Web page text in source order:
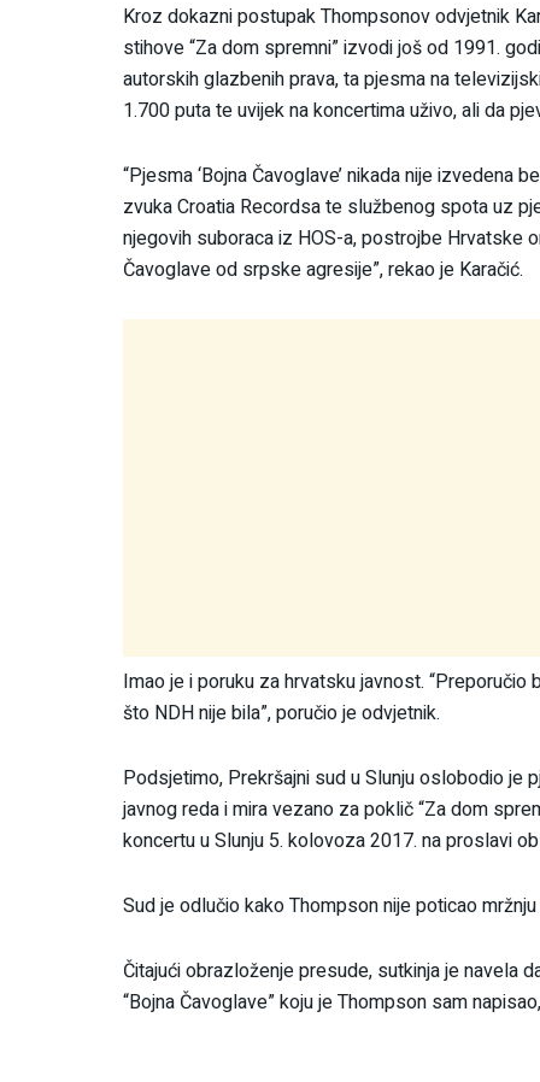
Kroz dokazni postupak Thompsonov odvjetnik
stihove “Za dom spremni” izvodi još od 1991.
autorskih glazbenih prava, ta pjesma na
1.700 puta te uvijek na koncertima uživo, ali da
“Pjesma ‘Bojna Čavoglave’ nikada nije
zvuka Croatia Recordsa te službenog spota uz
njegovih suboraca iz HOS-a, postrojbe Hrvatske
Čavoglave od srpske agresije”, rekao je Karačić.
Imao je i poruku za hrvatsku javnost.
što NDH nije bila”, poručio je odvjetnik.
Podsjetimo, Prekršajni sud u Slunju oslobodio je
javnog reda i mira vezano za poklič “Za dom
koncertu u Slunju 5. kolovoza 2017. na proslavi
Sud je odlučio kako Thompson nije poticao
Čitajući obrazloženje presude, sutkinja je navela
“Bojna Čavoglave” koju je Thompson sam